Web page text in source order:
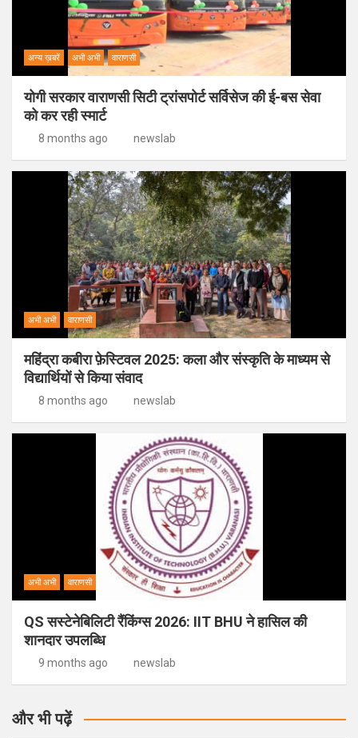
अन्य ख़बरें अभी अभी वाराणसी
योगी सरकार वाराणसी सिटी ट्रांसपोर्ट सर्विसेज की ई-बस सेवा
को कर रही स्मार्ट
8 months ago newslab
अभी अभी वाराणसी
महिंद्रा कबीरा फ़ेस्टिवल 2025: कला और संस्कृति के माध्यम से
विद्यार्थियों से किया संवाद
8 months ago newslab
अभी अभी वाराणसी
QS सस्टेनेबिलिटी रैंकिंग्स 2026: IIT BHU ने हासिल की
शानदार उपलब्धि
9 months ago newslab
और भी पढ़ें